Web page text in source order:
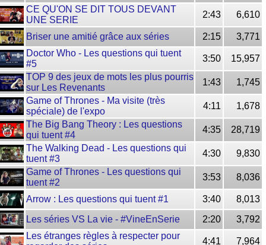
CE QU'ON SE DIT TOUS DEVANT
UNE SERIE
2:43 6,610
Briser une amitié grâce aux séries 2:15
3,771
Doctor Who - Les questions qui tuent
#5
3:50
15,957
TOP 9 des jeux de mots les plus pourris
sur Les Revenants
1:43
1,745
Game of Thrones - Ma visite (très
spéciale) de l'expo
4:11
1,678
The Big Bang Theory : Les questions
qui tuent #4
4:35
28,719
The Walking Dead - Les questions qui
tuent #3
4:30
9,830
Game of Thrones - Les questions qui
tuent #2
3:53 8,036
Arrow : Les questions qui tuent #1 3:40
8,013
Les séries VS La vie - #VineEnSerie
2:20
3,792
Les étranges règles à respecter pour
4:41 7,964